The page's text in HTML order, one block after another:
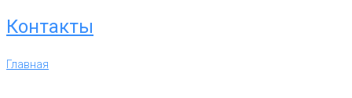
Контакты
Главная